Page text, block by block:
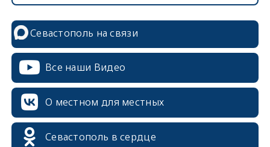
Севастополь на связи
Все наши Видео
О местном для местных
Севастополь в сердце